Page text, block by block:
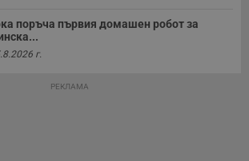
поръча първия домашен робот за
г.
РЕКЛАМА